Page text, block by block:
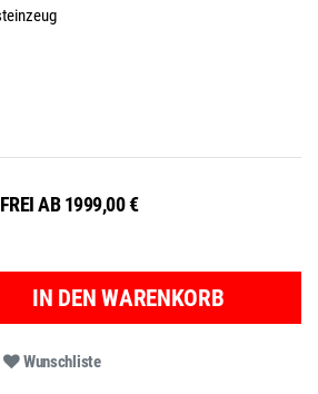
AB 1999,00 €
IN DEN WARENKORB
Wunschliste